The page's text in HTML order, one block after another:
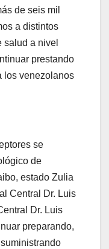
de seis mil
a distintos
salud a nivel
prestando
los venezolanos
se
de
estado Zulia
Central Dr. Luis
Dr. Luis
preparando,